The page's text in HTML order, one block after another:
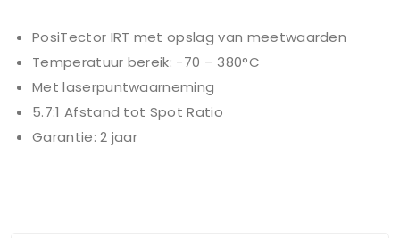
PosiTector IRT met opslag van meetwaarden
Temperatuur bereik: -70 – 380°C
Met laserpuntwaarneming
5.7:1 Afstand tot Spot Ratio
Garantie: 2 jaar